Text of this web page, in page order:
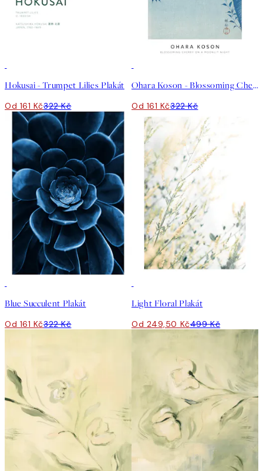
Hokusai - Trumpet Lilies Plakát
Od 161 Kč322 Kč
Ohara Koson - Blossoming Cherry on a Moonlit Night Plakát
Od 161 Kč322 Kč
Blue Succulent Plakát
Od 161 Kč322 Kč
Light Floral Plakát
Od 249,50 Kč499 Kč